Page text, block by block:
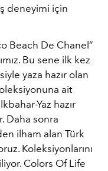
deneyimi için
Beach De Chanel”
Bu sene ilk kez
yaza hazır olan
ait
Yaz hazır
Daha sonra
ilham alan Türk
Koleksiyonlarını
Colors Of Life